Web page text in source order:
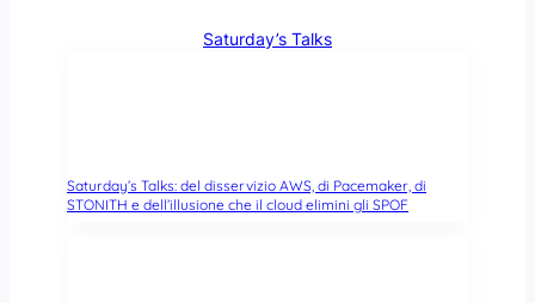
Saturday’s Talks
Saturday’s Talks: del disservizio AWS, di Pacemaker, di
STONITH e dell’illusione che il cloud elimini gli SPOF